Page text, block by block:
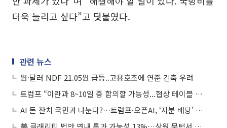
더욱 늘리고 싶다”고 덧붙였다.
관련 뉴스
원·달러 NDF 21.05원 급등..고용호조에 연준 긴축 우려
트럼프 “이란과 8~10일 중 합의할 가능성...협상 테이블 돌아오라”
AI 돈 잔치 국민과 나눈다?…트럼프·오픈AI, ‘지분 배당’ 방안 모색